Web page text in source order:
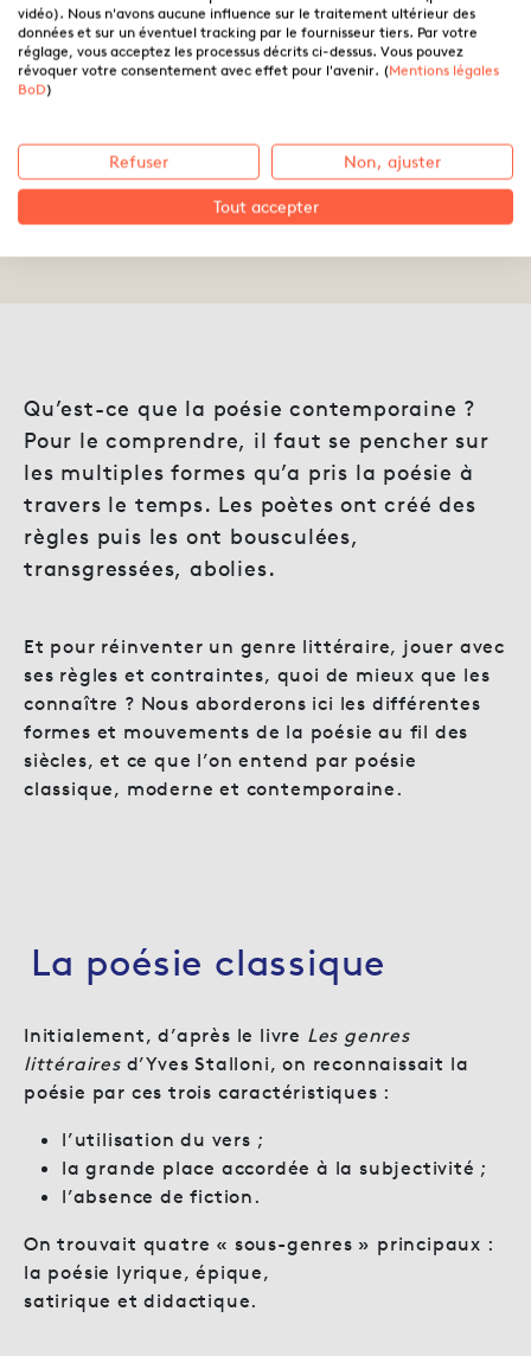
Les formes de la poésie
contemporaine
Qu’est-ce que la poésie contemporaine ?
Pour le comprendre, il faut se pencher sur
les multiples formes qu’a pris la poésie à
travers le temps. Les poètes ont créé des
règles puis les ont bousculées,
transgressées, abolies.
Et pour réinventer un genre littéraire, jouer avec
ses règles et contraintes, quoi de mieux que les
connaître ? Nous aborderons ici les différentes
formes et mouvements de la poésie au fil des
siècles, et ce que l’on entend par poésie
classique, moderne et contemporaine.
La poésie classique
Initialement, d’après le livre Les genres
littérairesd’Yves Stalloni, on reconnaissait la
poésie par ces trois caractéristiques :
l’utilisation du vers ;
la grande place accordée à la subjectivité ;
l’absence de fiction.
On trouvait quatre « sous-genres » principaux :
la poésie lyrique, épique,
satirique et didactique.
vidéo). Nous n'avons aucune influence sur le traitement ultérieur des
données et sur un éventuel tracking par le fournisseur tiers. Par votre
réglage, vous acceptez les processus décrits ci-dessus. Vous pouvez
révoquer votre consentement avec effet pour l'avenir. (Mentions légales
BoD)
Refuser Non, ajuster
Tout accepter